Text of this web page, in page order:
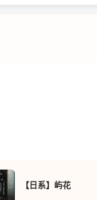
【日系】屿花